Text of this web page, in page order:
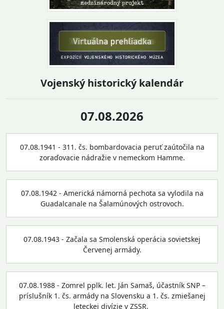
Vojenský historický kalendár
07.08.2026
07.08.1941 - 311. čs. bombardovacia peruť zaútočila na
zoraďovacie nádražie v nemeckom Hamme.
07.08.1942 - Americká námorná pechota sa vylodila na
Guadalcanale na Šalamúnových ostrovoch.
07.08.1943 - Začala sa Smolenská operácia sovietskej
Červenej armády.
07.08.1988 - Zomrel pplk. let. Ján Samaš, účastník SNP –
príslušník 1. čs. armády na Slovensku a 1. čs. zmiešanej
leteckej divízie v ZSSR.